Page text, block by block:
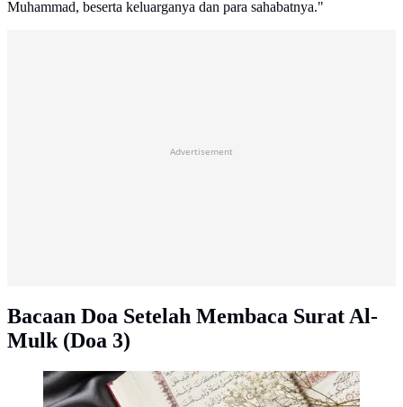
Muhammad, beserta keluarganya dan para sahabatnya."
Advertisement
Bacaan Doa Setelah Membaca Surat Al-
Mulk (Doa 3)